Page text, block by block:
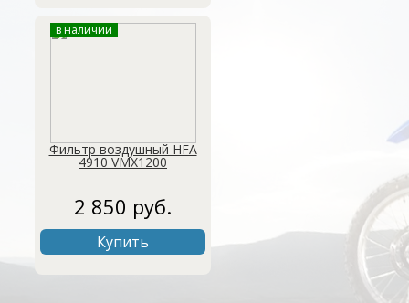
в наличии
Фильтр воздушный HFA
4910 VMX1200
2 850 руб.
Купить